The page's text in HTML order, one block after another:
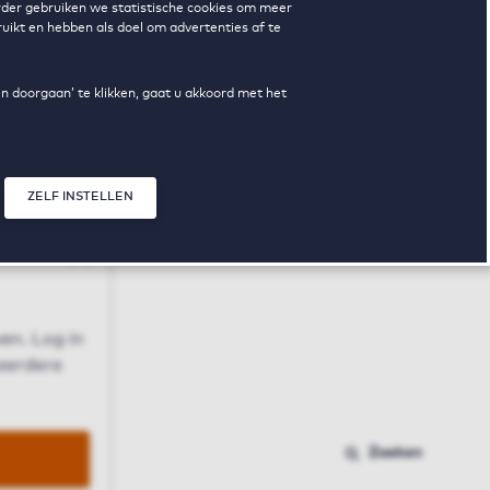
gebruiken we statistische cookies om meer
en hebben als doel om advertenties af te
doorgaan’ te klikken, gaat u akkoord met het
ZELF INSTELLEN
Log in
Zoeken